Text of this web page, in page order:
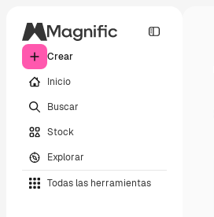
Crear
Inicio
Buscar
Stock
Explorar
Todas las herramientas